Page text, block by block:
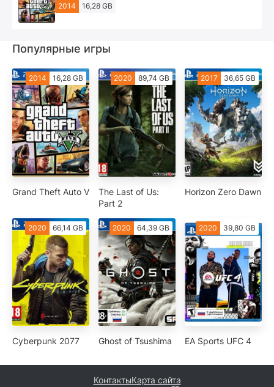
2014 16,28 GB
Популярные игры
2014 16,28 GB
Grand Theft Auto V
2020 89,74 GB
The Last of Us:
Part 2
2017 36,65 GB
Horizon Zero Dawn
2020 66,14 GB
Cyberpunk 2077
2020 64,39 GB
Ghost of Tsushima
2020 39,80 GB
EA Sports UFC 4
КонтактыКарта сайта